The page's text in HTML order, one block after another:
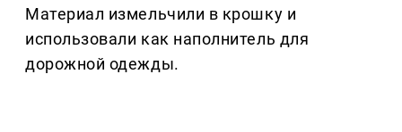
Материал измельчили в крошку и
использовали как наполнитель для
дорожной одежды.